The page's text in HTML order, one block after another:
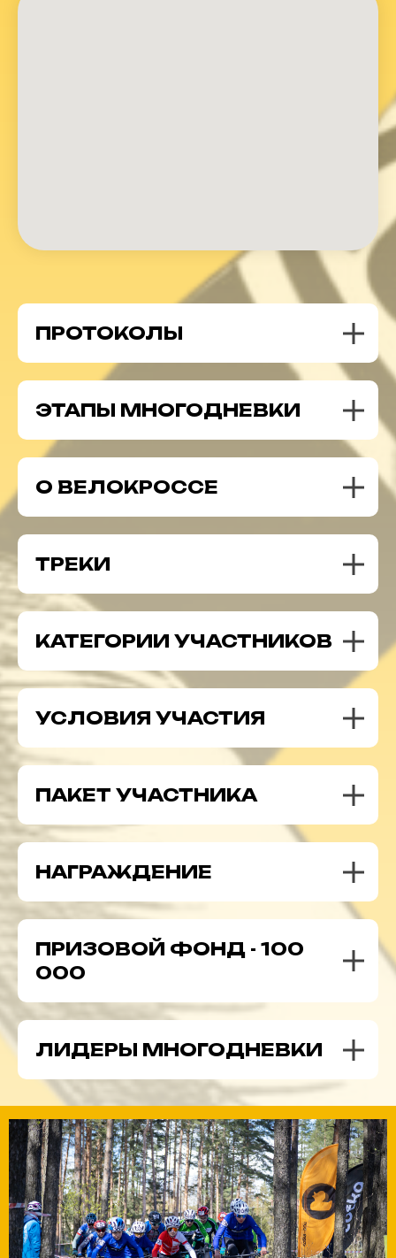
ПРОТОКОЛЫ
ЭТАПЫ МНОГОДНЕВКИ
О ВЕЛОКРОССЕ
ТРЕКИ
КАТЕГОРИИ УЧАСТНИКОВ
УСЛОВИЯ УЧАСТИЯ
ПАКЕТ УЧАСТНИКА
НАГРАЖДЕНИЕ
ПРИЗОВОЙ ФОНД - 100
000
ЛИДЕРЫ МНОГОДНЕВКИ